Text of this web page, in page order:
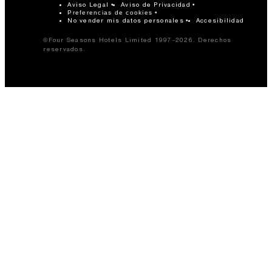
Aviso Legal Aviso de Privacidad
Preferencias de cookies
No vender mis datos personales Accesibilidad
©Four Seasons Hotels Limited 1997-2026. Derechos
reservados.